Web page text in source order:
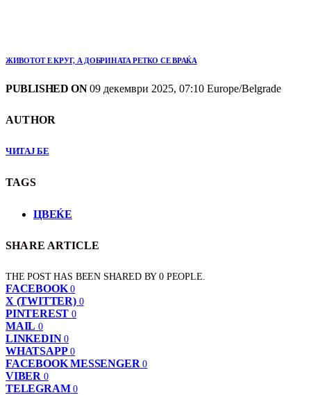
ЖИВОТОТ Е КРУГ, А ДОБРИНАТА РЕТКО СЕ ВРАЌА
PUBLISHED ON09 декември 2025, 07:10 Europe/Belgrade
AUTHOR
ЧИТАЈ БЕ
TAGS
ЦВЕЌЕ
SHARE ARTICLE
THE POST HAS BEEN SHARED BY0 PEOPLE.
FACEBOOK 0
X (TWITTER) 0
PINTEREST 0
MAIL 0
LINKEDIN 0
WHATSAPP 0
FACEBOOK MESSENGER 0
VIBER 0
TELEGRAM 0